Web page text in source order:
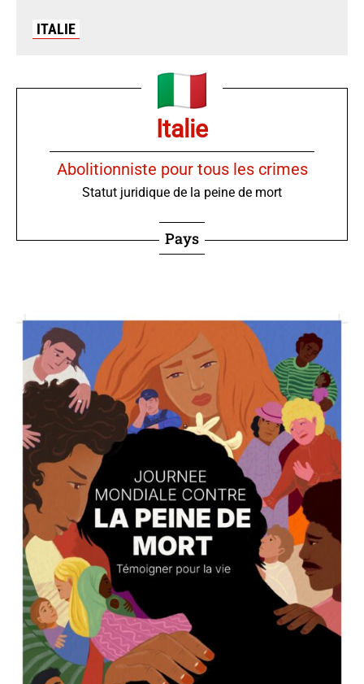
ITALIE
Italie
Abolitionniste pour tous les crimes
Statut juridique de la peine de mort
Pays